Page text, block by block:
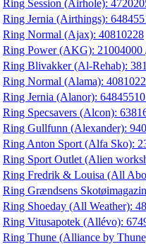
Ring Session (Airhole):
Ring Jernia (Airthings):
Ring Normal (Ajax): 40810228
Ring Power (AKG): 21004000
Ring Blivakker (Al-Rehab):
Ring Normal (Alama):
Ring Jernia (Alanor): 64845510
Ring Specsavers (Alcon):
Ring Gullfunn (Alexander):
Ring Anton Sport (Alfa Sko):
Ring Sport Outlet (Alien
Ring Fredrik & Louisa (All
Ring Grændsens
Ring Shoeday (All Weather):
Ring Vitusapotek (Allévo):
Ring Thune (Alliance by